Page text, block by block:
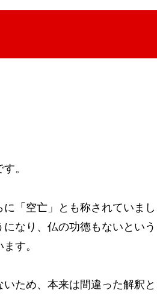
。
「空亡」とも称されていまし
なり、仏の功徳もないという
す。
ため、本来は間違った解釈と